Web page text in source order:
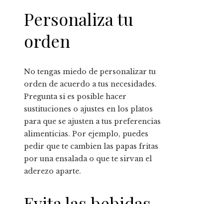
Personaliza tu
orden
No tengas miedo de personalizar tu
orden de acuerdo a tus necesidades.
Pregunta si es posible hacer
sustituciones o ajustes en los platos
para que se ajusten a tus preferencias
alimenticias. Por ejemplo, puedes
pedir que te cambien las papas fritas
por una ensalada o que te sirvan el
aderezo aparte.